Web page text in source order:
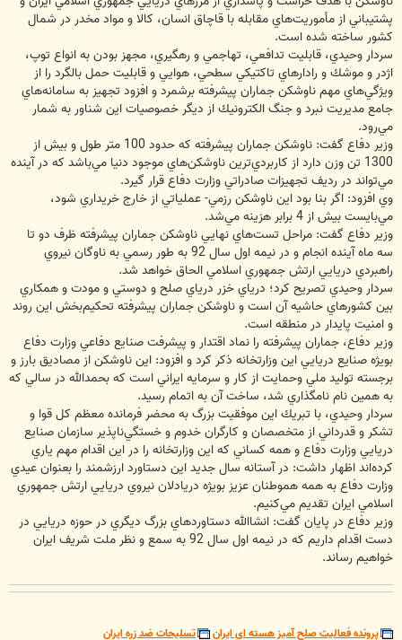
پشتيباني از مأموريت‌هاي مقابله با قاچاق انسان، كالا و مواد مخدر در شمال
كشور ساخته شده است.
سردار وحيدي، قابليت تدافعي، تهاجمي و رهگيري، مجهز بودن به انواع توپ،
اژدر و موشك و رادارهاي تاكتيكي سطحي، هوايي و قابليت حمل بالگرد را از
ويژگي‌هاي مهم ناوشكن جماران پيشرفته برشمرد و افزود تجهيز به سامانه‌هاي
جامع مديريت نبرد و جنگ الكترونيك از ديگر خصوصيات اين شناور به شمار
مي‌رود.
وزير دفاع گفت: ناوشكن جماران پيشرفته كه حدود 100 متر طول و بيش از
1300 تن وزن دارد از كاربردي‌ترين ناوشكن‌هاي موجود دنيا مي‌باشد كه در آينده
مي‌تواند در رديف تجهيزات صادراتي وزارت دفاع قرار گيرد.
وي افزود: اگر بنا بود اين ناوشكن رزمي- عملياتي از خارج خريداري شود،
مي‌بايست بيش از 4 برابر هزينه مي‌شد.
وزير دفاع گفت: مراحل تست‌هاي نهايي ناوشكن جماران پيشرفته ظرف دو تا
سه ماه آينده انجام و در نيمه اول سال 92 به طور رسمي به ناوگان نيروي
راهبردي دريايي ارتش جمهوري اسلامي الحاق خواهد شد.
سردار وحيدي تصريح كرد؛ درياي خزر درياي صلح و دوستي و مودت و همكاري
بين كشورهاي حاشيه آن است و ناوشكن جماران پيشرفته تحكيم‌بخش اين روند
و امنيت پايدار در منطقه است.
وزير دفاع، جماران پيشرفته را نماد اقتدار و پيشرفت صنايع دفاعي وزارت دفاع
بويژه صنايع دريايي اين وزارتخانه ذكر كرد و افزود: اين ناوشكن از مصاديق بارز و
برجسته توليد ملي وحمايت از كار و سرمايه ايراني است كه بحمدالله در سالي كه
به همين نام نامگذاري شد، ساخت آن به اتمام رسيد.
سردار وحيدي، با تبريك اين موفقيت بزرگ به محضر فرمانده معظم كل قوا و
تشكر و قدرداني از متخصصان و كارگران خدوم و خستگي‌ناپذير سازمان صنايع
دريايي وزارت دفاع و همه كساني كه اين وزارتخانه را در اين اقدام مهم ياري
كرده‌اند اظهار داشت: در آستانه سال جديد اين دستاورد ارزشمند را بعنوان عيدي
وزارت دفاع به همه هموطنان عزيز بويژه دريادلان نيروي دريايي ارتش جمهوري
اسلامي ايران تقديم مي‌كنيم.
وزير دفاع در پايان گفت: انشاالله دستاوردهاي بزرگ ديگري در حوزه دريايي در
دست اقدام داريم كه در نيمه اول سال 92 به سمع و نظر ملت شريف ايران
خواهيم رساند.
پرونده فعالیت صلح آمیز هسته ای ایران
تسلیحات ضد زره ایران